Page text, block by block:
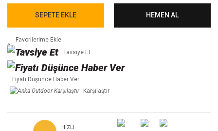
SEPETE EKLE HEMEN AL
Tavsiye Et
Fiyatı Düşünce Haber Ver
Karşılaştır
HIZLI